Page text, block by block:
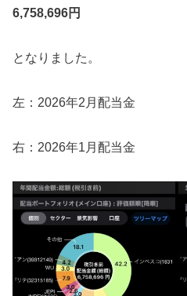
6,758,696円
となりました。
左：2026年2月配当金
右：2026年1月配当金